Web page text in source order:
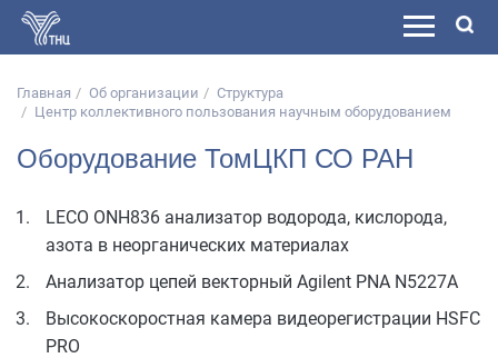
Главная Об организации
Структура
Центр коллективного пользования научным оборудованием
Оборудование ТомЦКП СО РАН
LECO ONH836 анализатор водорода, кислорода,
азота в неорганических материалах
Анализатор цепей векторный Agilent PNA N5227A
Высокоскоростная камера видеорегистрации HSFC
PRO